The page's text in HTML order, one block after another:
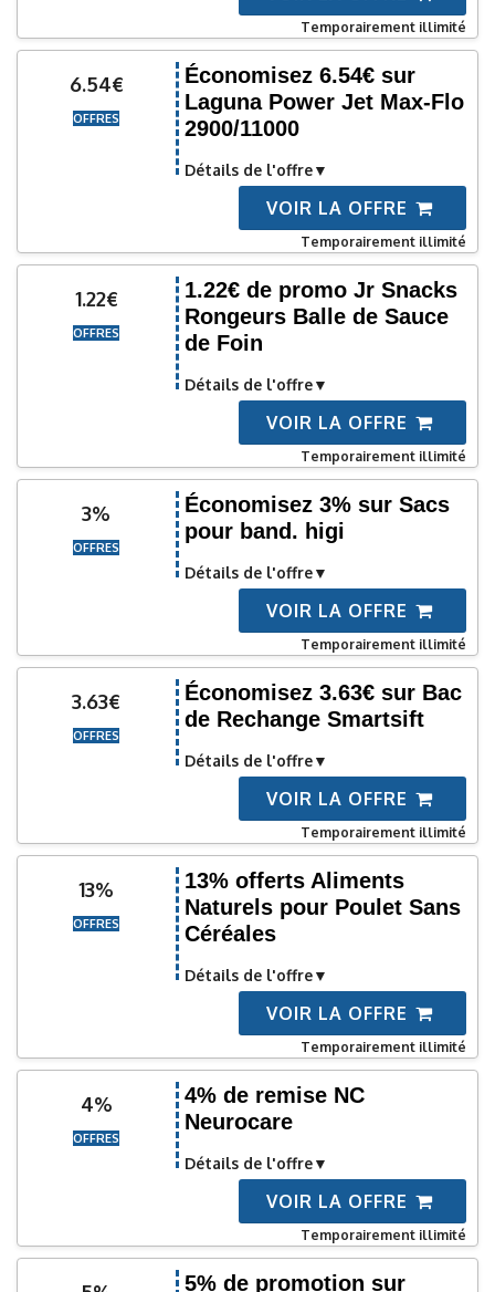
Temporairement illimité
6.54€
OFFRES
Économisez 6.54€ sur
Laguna Power Jet Max-Flo
2900/11000
Détails de l'offre
VOIR LA OFFRE
Temporairement illimité
1.22€
OFFRES
1.22€ de promo Jr Snacks
Rongeurs Balle de Sauce
de Foin
Détails de l'offre
VOIR LA OFFRE
Temporairement illimité
3%
OFFRES
Économisez 3% sur Sacs
pour band. higi
Détails de l'offre
VOIR LA OFFRE
Temporairement illimité
3.63€
OFFRES
Économisez 3.63€ sur Bac
de Rechange Smartsift
Détails de l'offre
VOIR LA OFFRE
Temporairement illimité
13%
OFFRES
13% offerts Aliments
Naturels pour Poulet Sans
Céréales
Détails de l'offre
VOIR LA OFFRE
Temporairement illimité
4%
OFFRES
4% de remise NC
Neurocare
Détails de l'offre
VOIR LA OFFRE
Temporairement illimité
5% de promotion sur